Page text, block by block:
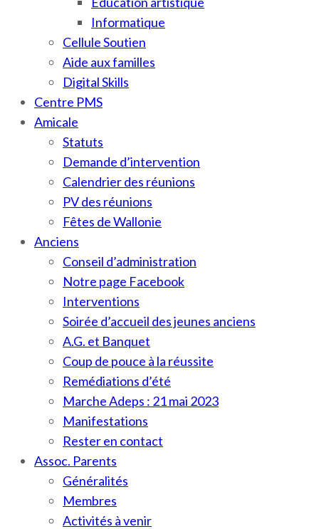
Informatique
Cellule Soutien
Aide aux familles
Digital Skills
Centre PMS
Amicale
Statuts
Demande d’intervention
Calendrier des réunions
PV des réunions
Fêtes de Wallonie
Anciens
Conseil d’administration
Notre page Facebook
Interventions
Soirée d’accueil des jeunes anciens
A.G. et Banquet
Coup de pouce à la réussite
Remédiations d’été
Marche Adeps : 21 mai 2023
Manifestations
Rester en contact
Assoc. Parents
Généralités
Membres
Activités à venir